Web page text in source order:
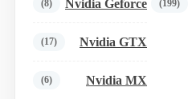
(199)
Nvidia Geforce
(8)
Nvidia GTX
(17)
Nvidia MX
(6)